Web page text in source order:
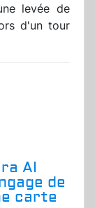
levée de
d'un tour
AI
de
carte